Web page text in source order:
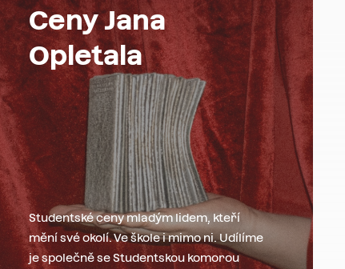
Ceny Jana
Opletala
Studentské ceny mladým lidem, kteří
mění své okolí. Ve škole i mimo ni. Udílíme
je společně se Studentskou komorou